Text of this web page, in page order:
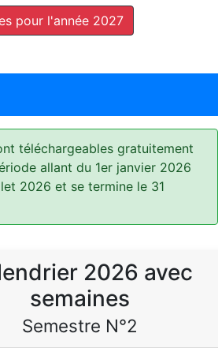
pour l'année 2027
téléchargeables gratuitement
allant du 1er janvier 2026
2026 et se termine le 31
2026 avec
semaines
Semestre N°2